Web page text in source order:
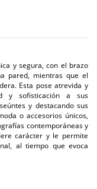
y segura, con el brazo
pared, mientras que el
Esta pose atrevida y
y sofisticación a sus
y destacando sus
o accesorios únicos,
contemporáneas y
carácter y le permite
al tiempo que evoca